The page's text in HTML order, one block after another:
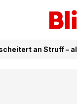
an Struff –